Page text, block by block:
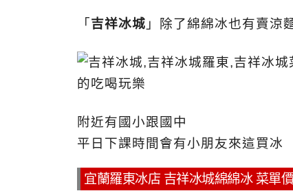
「 吉祥冰城 」除了綿綿冰也有賣涼
附近有國小跟國中
平日下課時間會有小朋友來這買冰
宜蘭羅東冰店 吉祥冰城綿綿冰 菜單